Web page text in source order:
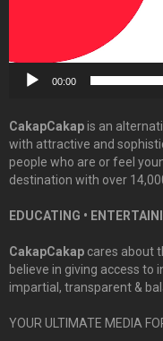
00:00
CakapCakapis an
with attractive and
people who are or feel
destination with over
EDUCATING •
CakapCakap cares about
believe in giving access to
impartial, transparent &
YOUR ULTIMATE MEDIA